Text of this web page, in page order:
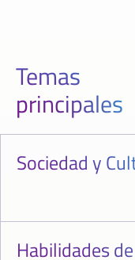
Temas
principales
Sociedad y
Habilidades